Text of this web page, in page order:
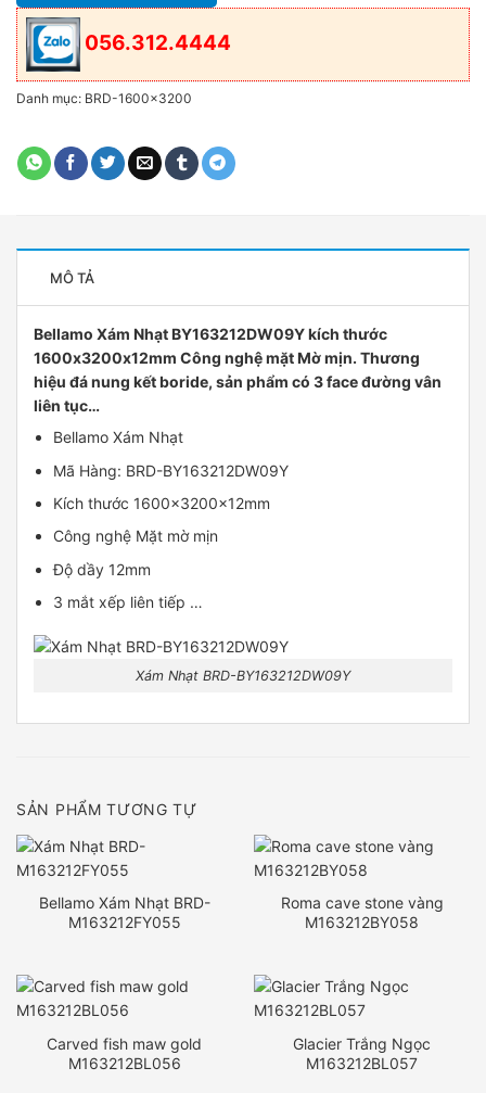
056.312.4444
Danh mục: BRD-1600x3200
MÔ TẢ
Bellamo Xám Nhạt BY163212DW09Y kích thước
1600x3200x12mm Công nghệ mặt Mờ mịn. Thương
hiệu đá nung kết boride, sản phẩm có 3 face đường vân
liên tục…
Bellamo Xám Nhạt
Mã Hàng: BRD-BY163212DW09Y
Kích thước 1600x3200x12mm
Công nghệ Mặt mờ mịn
Độ dầy 12mm
3 mắt xếp liên tiếp …
Xám Nhạt BRD-BY163212DW09Y
SẢN PHẨM TƯƠNG TỰ
Bellamo Xám Nhạt BRD-
M163212FY055
Roma cave stone vàng
M163212BY058
Carved fish maw gold
M163212BL056
Glacier Trắng Ngọc
M163212BL057